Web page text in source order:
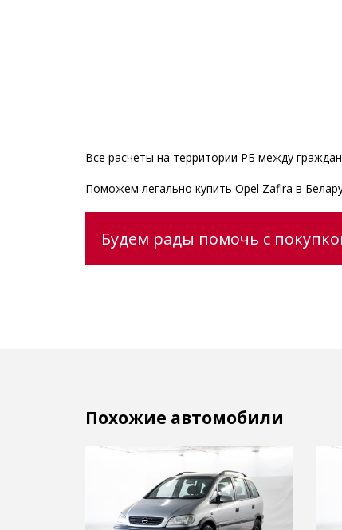
Все расчеты на территории РБ между
Поможем легально купить Opel Zafira в
Будем рады помочь с
Похожие автомобили